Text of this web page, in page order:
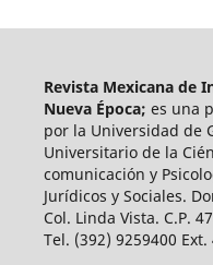
Revista Mexicana de
Nueva Época; es una
por la Universidad de
Universitario de la
comunicación y
Jurídicos y Sociales.
Col. Linda Vista. C.P.
Tel. (392) 9259400 Ext.